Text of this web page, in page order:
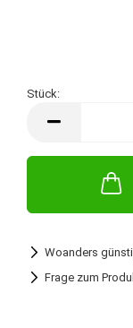
Stück:
Woanders
Frage zum